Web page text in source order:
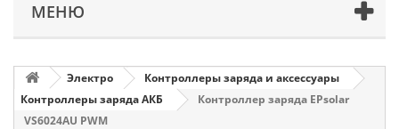
МЕНЮ
Электро
Контроллеры заряда и аксессуары
Контроллеры заряда АКБ
Контроллер заряда EPsolar
VS6024AU PWM